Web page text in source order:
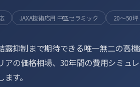
JAXA技術応用 中空セラミック 20〜50
露抑制まで期待できる唯一無二の高
アの価格相場、30年間の費用シミュ
す。